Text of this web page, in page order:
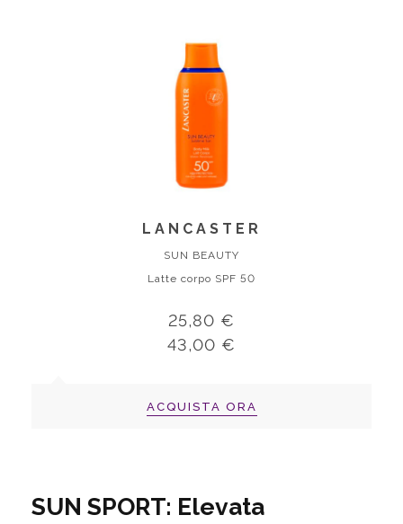
LANCASTER
SUN BEAUTY
Latte corpo SPF 50
25,80 €
43,00 €
ACQUISTA ORA
SUN SPORT: Elevata